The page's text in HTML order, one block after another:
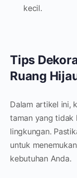
kecil.
Tips
Ruang
Dalam artikel ini,
taman yang tidak
lingkungan.
untuk
kebutuhan Anda.